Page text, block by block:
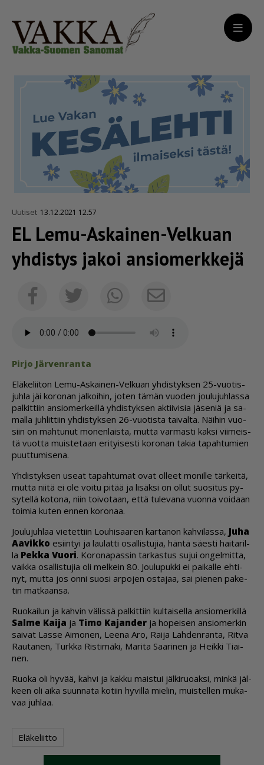
Uutiset 13.12.2021 12.57
EL Lemu-Askainen-Velkuan
yhdistys jakoi ansiomerkkejä
FacebookTwitterWhatsappSähköposti
Pir­jo Jär­ven­ran­ta
Elä­ke­lii­ton Lemu-As­kai­nen-Vel­ku­an yh­dis­tyk­sen 25-vuo­tis­
juh­la jäi ko­ro­nan jal­koi­hin, jo­ten tä­män vuo­den jou­lu­juh­las­sa
pal­kit­tiin an­si­o­mer­keil­lä yh­dis­tyk­sen ak­tii­vi­sia jä­se­niä ja sa­
mal­la juh­lit­tiin yh­dis­tyk­sen 26-vuo­tis­ta tai­val­ta. Näi­hin vuo­
siin on mah­tu­nut mo­nen­lais­ta, mut­ta var­mas­ti kak­si vii­meis­
tä vuot­ta muis­te­taan eri­tyi­ses­ti ko­ro­nan ta­kia ta­pah­tu­mien
puut­tu­mi­se­na.
Yh­dis­tyk­sen use­at ta­pah­tu­mat ovat ol­leet mo­nil­le tär­kei­tä,
mut­ta nii­tä ei ole voi­tu pi­tää ja li­säk­si on ol­lut suo­si­tus py­
sy­tel­lä ko­to­na, niin toi­vo­taan, et­tä tu­le­va­na vuon­na voi­daan
toi­mia ku­ten en­nen ko­ro­naa.
Jou­lu­juh­laa vie­tet­tiin Lou­hi­saa­ren kar­ta­non kah­vi­las­sa, Juha
Aa­vik­ko esiin­tyi ja lau­lat­ti osal­lis­tu­jia, hän­tä sä­es­ti hai­ta­ril­
la Pek­ka Vuo­ri. Ko­ro­na­pas­sin tar­kas­tus su­jui on­gel­mit­ta,
vaik­ka osal­lis­tu­jia oli mel­kein 80. Jou­lu­puk­ki ei pai­kal­le eh­ti­
nyt, mut­ta jos on­ni suo­si ar­po­jen os­ta­jaa, sai pie­nen pa­ke­
tin mat­kaan­sa.
Ruo­kai­lun ja kah­vin vä­lis­sä pal­kit­tiin kul­tai­sel­la an­si­o­mer­kil­lä
Sal­me Kai­ja ja Timo Ka­jan­der ja ho­pei­sen an­si­o­mer­kin
sai­vat Las­se Ai­mo­nen, Lee­na Aro, Rai­ja Lah­den­ran­ta, Rit­va
Rau­ta­nen, Turk­ka Ris­ti­mä­ki, Ma­ri­ta Saa­ri­nen ja Heik­ki Ti­ai­
nen.
Ruo­ka oli hy­vää, kah­vi ja kak­ku mais­tui jäl­ki­ruo­ak­si, min­kä jäl­
keen oli ai­ka suun­na­ta ko­tiin hy­vil­lä mie­lin, muis­tel­len mu­ka­
vaa juh­laa.
Eläkeliitto